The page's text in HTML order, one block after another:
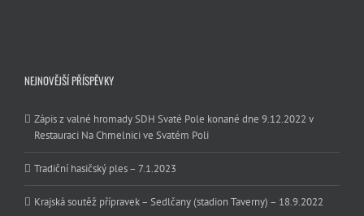
NEJNOVĚJŠÍ PŘÍSPĚVKY
Zápis z valné hromady SDH Svaté Pole konané dne 9.12.2022 v
Restauraci Na Chmelnici ve Svatém Poli
Tradiční hasičský ples – 7.1.2023
Krajská soutěž přípravek – Sedlčany (stadion Taverny) – 18.9.2022